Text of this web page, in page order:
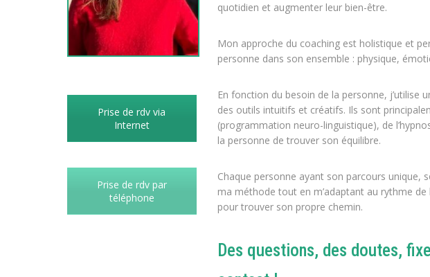
Prise de rdv via
Internet
Prise de rdv par
téléphone
quotidien et augmenter leur bien-être.
Mon approche du coaching est holistique et
personne dans son ensemble : physique,
En fonction du besoin de la personne,
des outils intuitifs et créatifs. Ils sont
(programmation neuro-linguistique), de
la personne de trouver son équilibre.
Chaque personne ayant son parcours unique,
ma méthode tout en m’adaptant au rythme
pour trouver son propre chemin.
Des questions, des doutes,